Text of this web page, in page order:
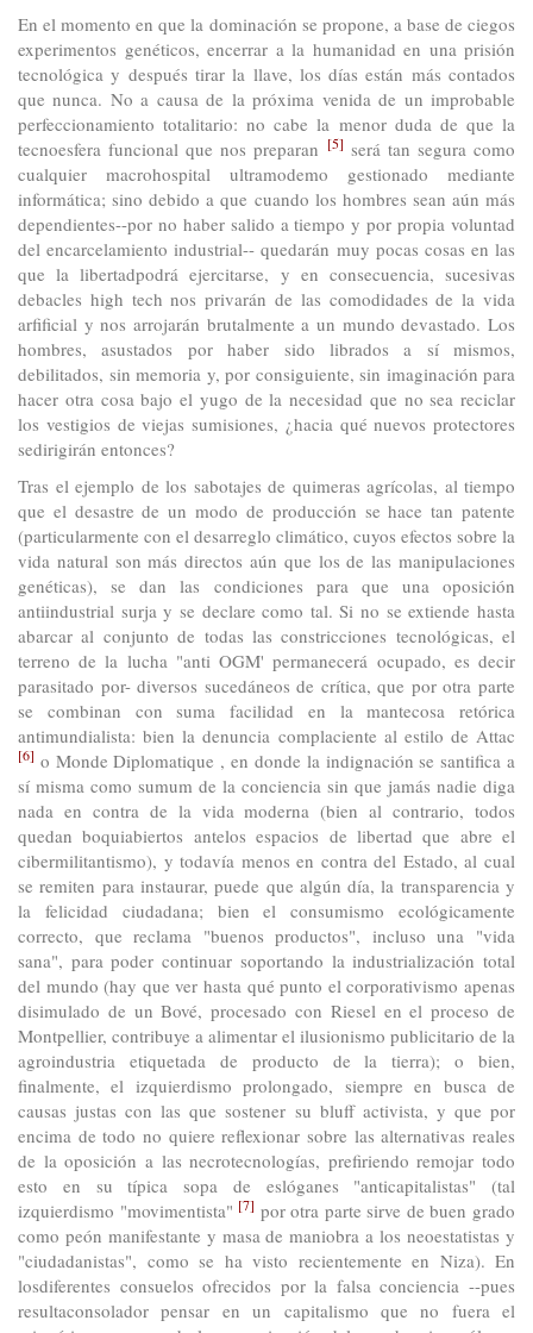
En el momento en que la dominación se propone, a base de ciegos
experimentos genéticos, encerrar a la humanidad en una prisión
tecnológica y después tirar la llave, los días están más contados
que nunca. No a causa de la próxima venida de un improbable
perfeccionamiento totalitario: no cabe la menor duda de que la
tecnoesfera funcional que nos preparan [5] será tan segura como
cualquier macrohospital ultramodemo gestionado mediante
informática; sino debido a que cuando los hombres sean aún más
dependientes--por no haber salido a tiempo y por propia voluntad
del encarcelamiento industrial-- quedarán muy pocas cosas en las
que la libertadpodrá ejercitarse, y en consecuencia, sucesivas
debacles high tech nos privarán de las comodidades de la vida
arfificial y nos arrojarán brutalmente a un mundo devastado. Los
hombres, asustados por haber sido librados a sí mismos,
debilitados, sin memoria y, por consiguiente, sin imaginación para
hacer otra cosa bajo el yugo de la necesidad que no sea reciclar
los vestigios de viejas sumisiones, ¿hacia qué nuevos protectores
sedirigirán entonces?
Tras el ejemplo de los sabotajes de quimeras agrícolas, al tiempo
que el desastre de un modo de producción se hace tan patente
(particularmente con el desarreglo climático, cuyos efectos sobre la
vida natural son más directos aún que los de las manipulaciones
genéticas), se dan las condiciones para que una oposición
antiindustrial surja y se declare como tal. Si no se extiende hasta
abarcar al conjunto de todas las constricciones tecnológicas, el
terreno de la lucha "anti OGM' permanecerá ocupado, es decir
parasitado por- diversos sucedáneos de crítica, que por otra parte
se combinan con suma facilidad en la mantecosa retórica
antimundialista: bien la denuncia complaciente al estilo de Attac
[6] o Monde Diplomatique , en donde la indignación se santifica a
sí misma como sumum de la conciencia sin que jamás nadie diga
nada en contra de la vida moderna (bien al contrario, todos
quedan boquiabiertos antelos espacios de libertad que abre el
cibermilitantismo), y todavía menos en contra del Estado, al cual
se remiten para instaurar, puede que algún día, la transparencia y
la felicidad ciudadana; bien el consumismo ecológicamente
correcto, que reclama "buenos productos", incluso una "vida
sana", para poder continuar soportando la industrialización total
del mundo (hay que ver hasta qué punto el corporativismo apenas
disimulado de un Bové, procesado con Riesel en el proceso de
Montpellier, contribuye a alimentar el ilusionismo publicitario de la
agroindustria etiquetada de producto de la tierra); o bien,
finalmente, el izquierdismo prolongado, siempre en busca de
causas justas con las que sostener su bluff activista, y que por
encima de todo no quiere reflexionar sobre las alternativas reales
de la oposición a las necrotecnologías, prefiriendo remojar todo
esto en su típica sopa de eslóganes "anticapitalistas" (tal
izquierdismo "movimentista" [7] por otra parte sirve de buen grado
como peón manifestante y masa de maniobra a los neoestatistas y
"ciudadanistas", como se ha visto recientemente en Niza). En
losdiferentes consuelos ofrecidos por la falsa conciencia --pues
resultaconsolador pensar en un capitalismo que no fuera el